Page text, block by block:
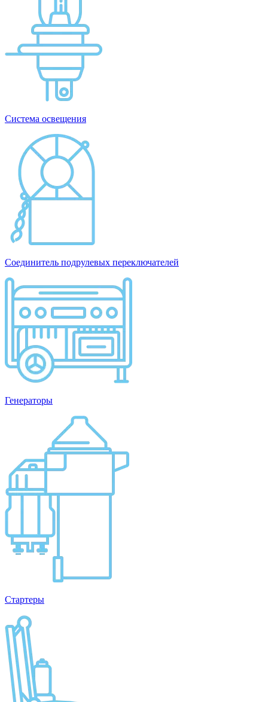
Система освещения
Соединитель подрулевых переключателей
Генераторы
Стартеры